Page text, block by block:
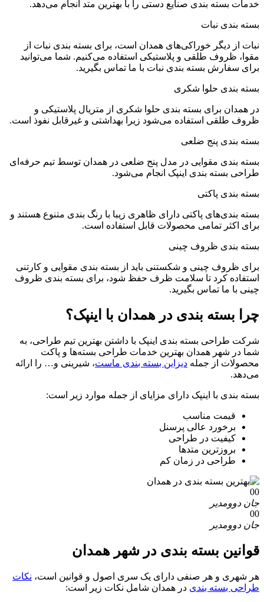
خدمات بسته بندی صنایع دستی را با بهترین متد انجام می‌دهد.
بسته بندی نبات
نبات از دیگر خوراکی‌های همدان است، برای بسته بندی نبات از
مقوا، ظروف طلقی و پلاستیکی استفاده می‌کنیم. شما می‌توانید
برای سفارش بسته بندی نبات با ما تماس بگیرید.
بسته بندی حلوا شکری
در همدان برای بسته بندی حلوا شکری از متریال پلاستیکی و
ظروف طلقی استفاده می‌شود زیرا بهداشتی و غیرقابل نفوذ است.
بسته بندی پنج ضلعی
بسته بندی مقوایی در مدل پنج ضلعی در همدان توسط تیم حرفه‌ای
طراحی بسته بندی اینپک انجام می‌شود.
بسته بندی پاکتی
بسته بندی‌های پاکتی دارای ظاهری زیبا با رنگ بندی متنوع هستند و
برای اکثر تمامی محصولات قابل استفاده است.
بسته بندی ظروف چینی
برای ظروف چینی و شکستنی باید از بسته بندی مقوایی و کارتنی
استفاده کرد تا سلامت ظرف حفظ شود، برای بسته بندی ظروف
چینی با ما تماس بگیرید.
چرا بسته بندی در همدان با اینپک؟
شرکت طراحی بسته بندی اینپک با داشتن بهترین تیم طراحی، به
شما در شهر همدان بهترین خدمات طراحی بسته‌ها و پاکت
محصولات از جمله دیزاین بسته بندی ماست، شیرینی و… را ارائه
می‌دهد.
بسته بندی با اینپک دارای مزایای از جمله موارد زیر است:
قیمت مناسب
برخورد عالی پرسنل
کیفیت در طراحی
بروزترین متدها
طراحی در زمان کم
00
جان دوومدیر
00
جان دوومدیر
قوانین بسته بندی در شهر همدان
هر شهری و هر صنفی دارای یک سری اصول و قوانین است، نکات
طراحی بسته بندی در همدان شامل نکات زیر است: